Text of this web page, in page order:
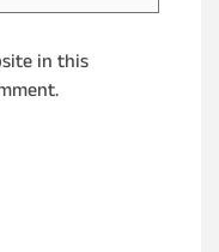
in this